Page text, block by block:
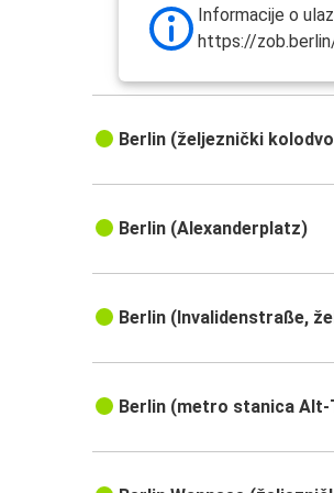
Informacije o
https://
Berlin (željeznički
Berlin (Alexanderplatz)
Berlin (Invalidenstraße,
Berlin (metro stanica Alt-